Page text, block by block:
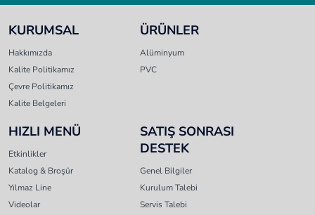
KURUMSAL
Hakkımızda
Kalite Politikamız
Çevre Politikamız
Kalite Belgeleri
ÜRÜNLER
Alüminyum
PVC
HIZLI MENÜ
Etkinlikler
Katalog & Broşür
Yılmaz Line
Videolar
SATIŞ SONRASI
DESTEK
Genel Bilgiler
Kurulum Talebi
Servis Talebi